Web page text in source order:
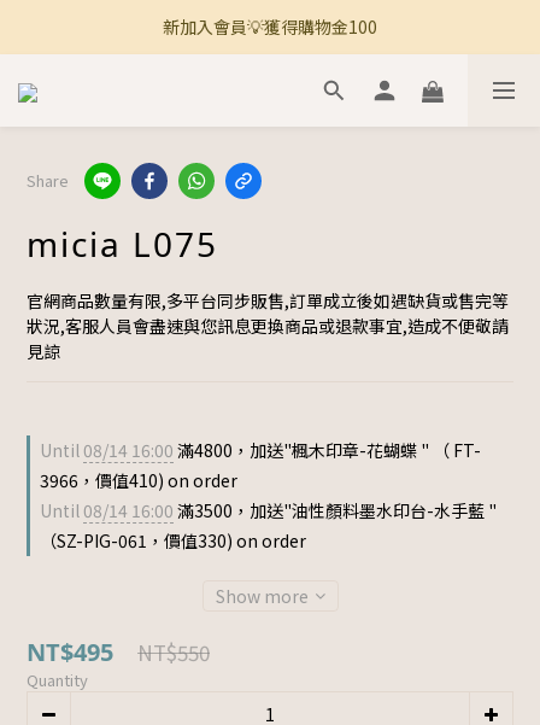
🚚 全館滿800免運 🚚
新加入會員💡獲得購物金100
🚚 全館滿800免運 🚚
Share
micia L075
官網商品數量有限,多平台同步販售,訂單成立後如遇缺貨或售完等
狀況,客服人員會盡速與您訊息更換商品或退款事宜,造成不便敬請
見諒
Until 08/14 16:00 滿4800，加送"楓木印章-花蝴蝶 " （ FT-
3966，價值410) on order
Until 08/14 16:00 滿3500，加送"油性顏料墨水印台-水手藍 "
（SZ-PIG-061，價值330) on order
Show more
NT$495 NT$550
Quantity